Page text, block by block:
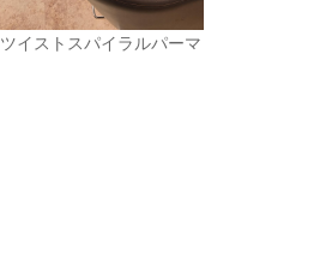
ツイストスパイラルパーマ